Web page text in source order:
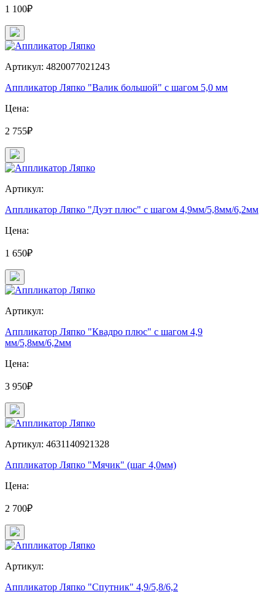
1 100₽
Артикул: 4820077021243
Аппликатор Ляпко "Валик большой" с шагом 5,0 мм
Цена:
2 755₽
Артикул:
Аппликатор Ляпко "Дуэт плюс" с шагом 4,9мм/5,8мм/6,2мм
Цена:
1 650₽
Артикул:
Аппликатор Ляпко "Квадро плюс" с шагом 4,9
мм/5,8мм/6,2мм
Цена:
3 950₽
Артикул: 4631140921328
Аппликатор Ляпко "Мячик" (шаг 4,0мм)
Цена:
2 700₽
Артикул:
Аппликатор Ляпко "Спутник" 4,9/5,8/6,2